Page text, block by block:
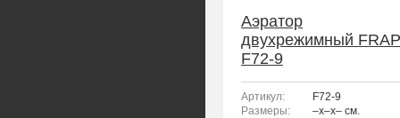
Аэратор
двухрежимный FRAP
F72-9
Артикул:
F72-9
Размеры:
–x–x– см.